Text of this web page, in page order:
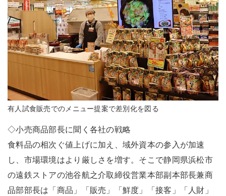
有人試食販売でのメニュー提案で差別化を図る
◇小売商品部長に聞く各社の戦略
食料品の相次ぐ値上げに加え、域外資本の参入が加速
し、市場環境はより厳しさを増す。そこで静岡県浜松市
の遠鉄ストアの池谷航之介取締役営業本部副本部長兼商
品部部長は「商品」「販売」「鮮度」「接客」「人財」